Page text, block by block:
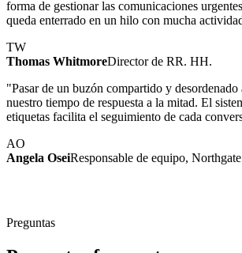
forma de gestionar las comunicaciones
queda enterrado en un hilo con mucha
TW
Thomas WhitmoreDirector de RR. HH.
"Pasar de un buzón compartido y
nuestro tiempo de respuesta a la mitad. El
etiquetas facilita el seguimiento de cada
AO
Angela OseiResponsable de equipo,
Preguntas